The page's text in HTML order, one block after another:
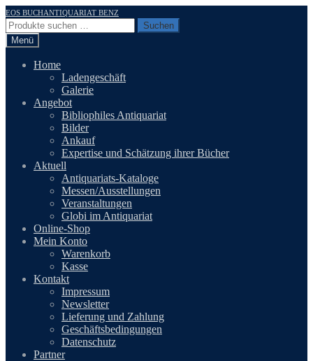
Zur
Navigation
springen
Zum
Inhalt
springen
EOS BUCHANTIQUARIAT BENZ
Suchen
nach:
Suchen
Menü
Home
Ladengeschäft
Galerie
Angebot
Bibliophiles Antiquariat
Bilder
Ankauf
Expertise und Schätzung ihrer Bücher
Aktuell
Antiquariats-Kataloge
Messen/Ausstellungen
Veranstaltungen
Globi im Antiquariat
Online-Shop
Mein Konto
Warenkorb
Kasse
Kontakt
Impressum
Newsletter
Lieferung und Zahlung
Geschäftsbedingungen
Datenschutz
Partner